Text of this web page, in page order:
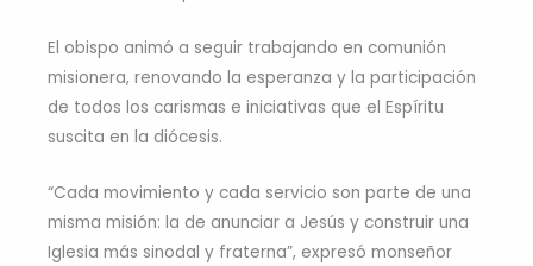
El obispo animó a seguir trabajando en comunión
misionera, renovando la esperanza y la participación
de todos los carismas e iniciativas que el Espíritu
suscita en la diócesis.
“Cada movimiento y cada servicio son parte de una
misma misión: la de anunciar a Jesús y construir una
Iglesia más sinodal y fraterna”, expresó monseñor